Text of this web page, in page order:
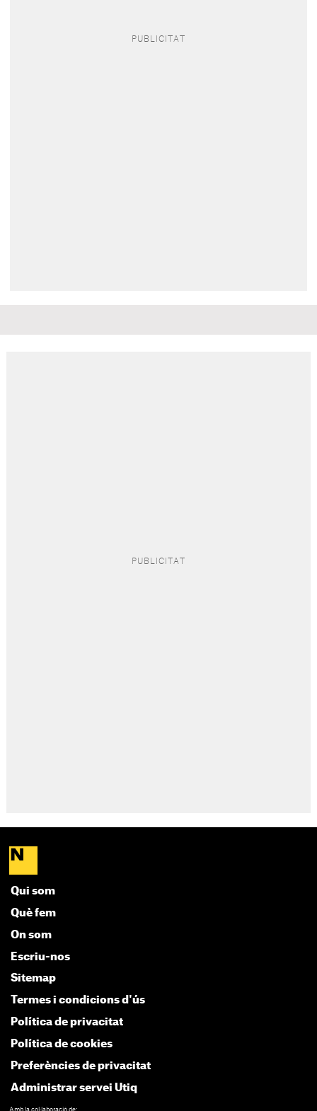
Qui som
Què fem
On som
Escriu-nos
Sitemap
Termes i condicions d'ús
Política de privacitat
Política de cookies
Preferències de privacitat
Administrar servei Utiq
Amb la col·laboració de: